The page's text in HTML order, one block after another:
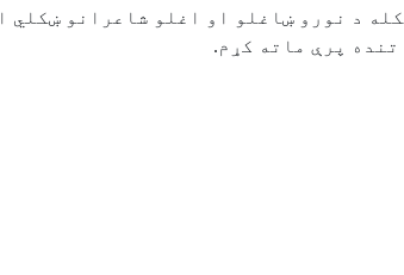
د نورو ښاغلو او اغلو شاعرانو ښکلي
پرې ماته کړم.